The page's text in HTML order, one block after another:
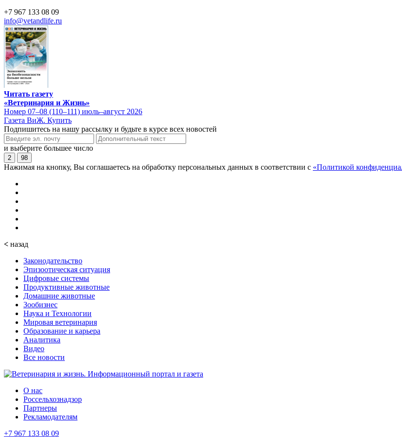
+7 967 133 08 09
info@vetandlife.ru
Читать газету
«Ветеринария и Жизнь»
Номер 07–08 (110–111) июль–август 2026
Газета ВиЖ. Купить
Подпишитесь на нашу рассылку и будьте в курсе всех новостей
и выберите большее число
2 98
Нажимая на кнопку, Вы соглашаетесь на обработку персональных данных в соответствии с «Политикой
< назад
Законодательство
Эпизоотическая ситуация
Цифровые системы
Продуктивные животные
Домашние животные
Зообизнес
Наука и Технологии
Мировая ветеринария
Образование и карьера
Аналитика
Видео
Все новости
О нас
Россельхознадзор
Партнеры
Рекламодателям
+7 967 133 08 09